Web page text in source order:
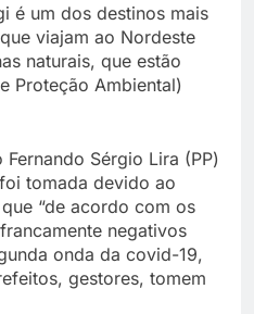
é um dos destinos mais
viajam ao Nordeste
naturais, que estão
Proteção Ambiental)
Sérgio Lira (PP)
tomada devido ao
“de acordo com os
negativos
onda da covid-19,
gestores, tomem